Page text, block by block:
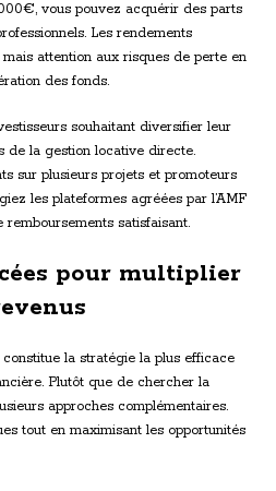
vous pouvez acquérir des parts
Les rendements
attention aux risques de perte en
des fonds.
souhaitant diversifier leur
de la gestion locative directe.
sur plusieurs projets et promoteurs
les plateformes agréées par l’AMF
remboursements satisfaisant.
pour multiplier
la stratégie la plus efficace
Plutôt que de chercher la
approches complémentaires.
tout en maximisant les opportunités